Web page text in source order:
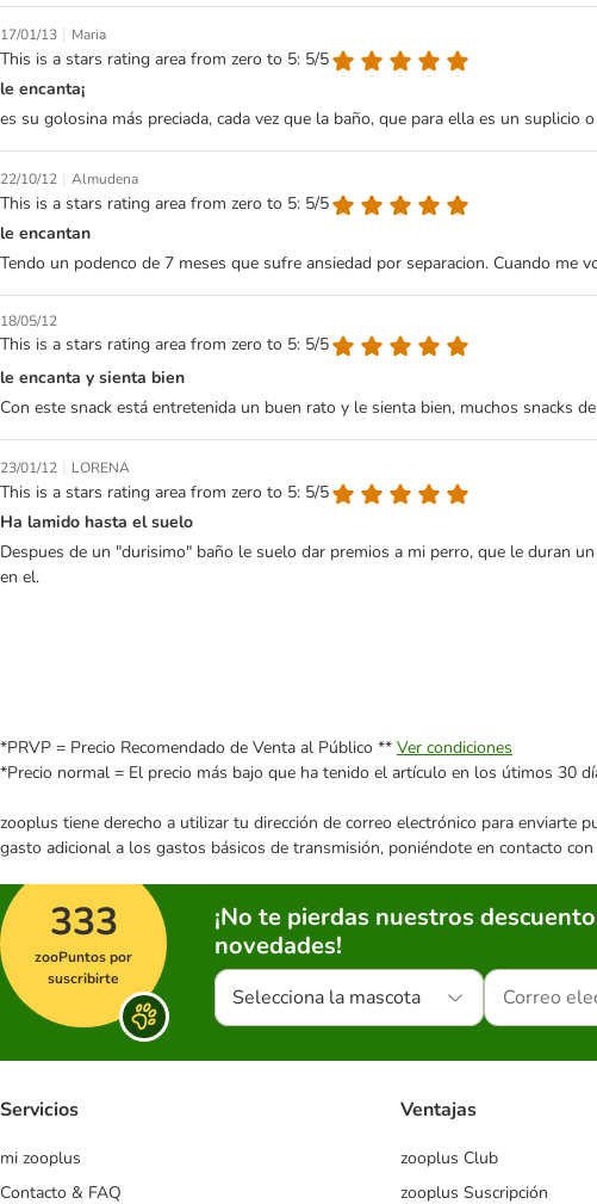
17/01/13 | Maria
This is a stars rating area from zero to 5: 5/5
le encanta¡
es su golosina más preciada, cada vez que la baño, que para ella es un
22/10/12 | Almudena
This is a stars rating area from zero to 5: 5/5
le encantan
Tendo un podenco de 7 meses que sufre ansiedad por separacion. Cuando me
18/05/12
This is a stars rating area from zero to 5: 5/5
le encanta y sienta bien
Con este snack está entretenida un buen rato y le sienta bien, muchos snacks
23/01/12 | LORENA
This is a stars rating area from zero to 5: 5/5
Ha lamido hasta el suelo
Despues de un "durisimo" baño le suelo dar premios a mi perro, que le duran
en el.
*PRVP = Precio Recomendado de Venta al Público ** Ver condiciones
*Precio normal = El precio más bajo que ha tenido el artículo en los útimos 30
zooplus tiene derecho a utilizar tu dirección de correo electrónico para
gasto adicional a los gastos básicos de transmisión, poniéndote en contacto
333
zooPuntos por
suscribirte
¡No te pierdas nuestros
novedades!
Selecciona la mascota
Servicios
mi zooplus
Contacto & FAQ
Ventajas
zooplus Club
zooplus Suscripción